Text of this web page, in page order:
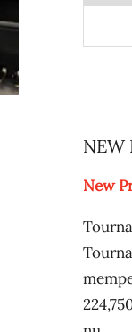
NEW
New